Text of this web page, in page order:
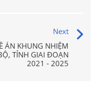
Next
ÁN KHUNG NHIỆM
TỈNH GIAI ĐOẠN
2021 - 2025